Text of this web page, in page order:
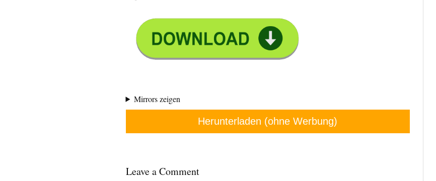
Mirrors zeigen
Herunterladen (ohne Werbung)
Leave a Comment